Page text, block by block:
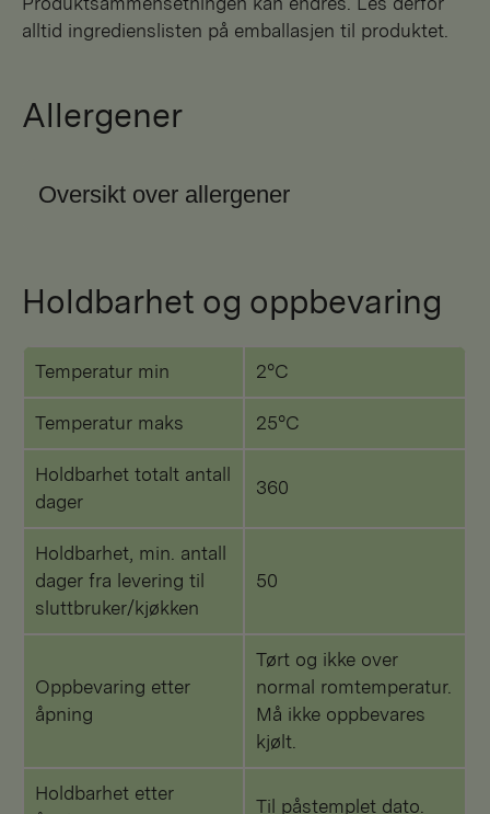
alltid ingredienslisten på emballasjen til produktet.
Allergener
Oversikt over allergener
Holdbarhet og oppbevaring
Temperatur min 2°C
Temperatur maks 25°C
Holdbarhet totalt antall
dager
360
Holdbarhet, min. antall
dager fra levering til
sluttbruker/kjøkken
50
Oppbevaring etter
åpning
Tørt og ikke over
normal romtemperatur.
Må ikke oppbevares
kjølt.
Holdbarhet etter
Til påstemplet dato.